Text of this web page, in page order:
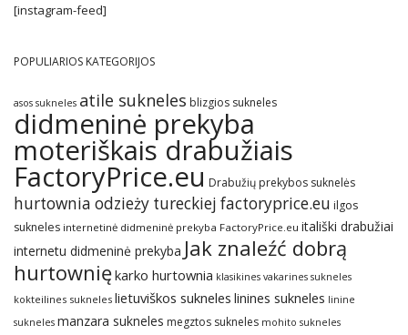
[instagram-feed]
POPULIARIOS KATEGORIJOS
asos sukneles atile sukneles blizgios sukneles
didmeninė prekyba
moteriškais drabužiais
FactoryPrice.eu Drabužių prekybos suknelės
hurtownia odzieży tureckiej factoryprice.eu ilgos
sukneles internetinė didmeninė prekyba FactoryPrice.eu itališki drabužiai
internetu didmeninė prekyba Jak znaleźć dobrą
hurtowniękarko hurtownia klasikines vakarines sukneles
kokteilines sukneles lietuviškos sukneles linines sukneles linine
sukneles manzara sukneles megztos sukneles mohito sukneles